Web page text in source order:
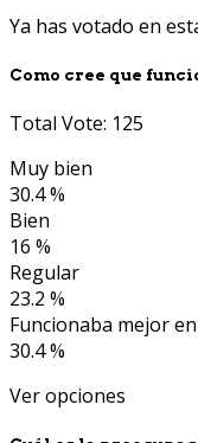
Ya has votado en
Como cree que
Total Vote: 125
Muy bien
30.4 %
Bien
16 %
Regular
23.2 %
Funcionaba mejor
30.4 %
Ver opciones